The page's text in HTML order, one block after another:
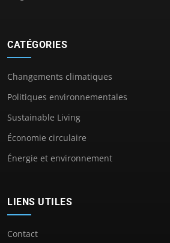
CATÉGORIES
Changements climatiques
Politiques environnementales
Sustainable Living
Économie circulaire
Énergie et environnement
LIENS UTILES
Contact